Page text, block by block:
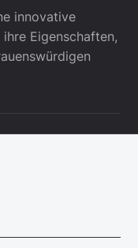
innovative
Eigenschaften,